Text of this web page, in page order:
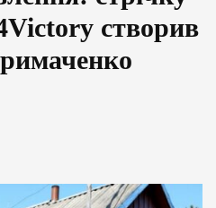
створив